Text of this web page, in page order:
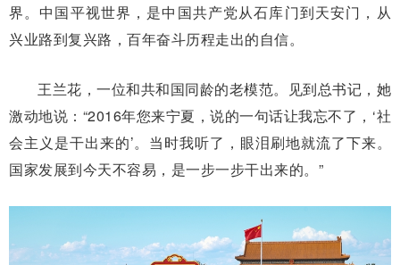
界。中国平视世界，是中国共产党从石库门到天安门，从
兴业路到复兴路，百年奋斗历程走出的自信。
王兰花，一位和共和国同龄的老模范。见到总书记，她
激动地说：“2016年您来宁夏，说的一句话让我忘不了，‘社
会主义是干出来的’。当时我听了，眼泪刷地就流了下来。
国家发展到今天不容易，是一步一步干出来的。”